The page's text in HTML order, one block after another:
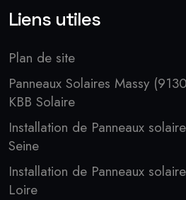
Liens utiles
Plan de site
Panneaux Solaires Massy
KBB Solaire
Installation de Panneaux
Seine
Installation de Panneaux
Loire